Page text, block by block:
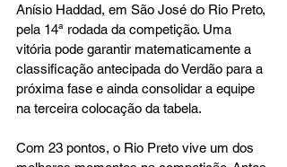
Anísio Haddad, em São José do Rio Preto,
pela 14ª rodada da competição. Uma
vitória pode garantir matematicamente a
classificação antecipada do Verdão para a
próxima fase e ainda consolidar a equipe
na terceira colocação da tabela.
Com 23 pontos, o Rio Preto vive um dos